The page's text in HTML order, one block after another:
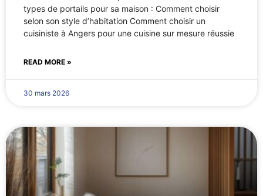
types de portails pour sa maison : Comment choisir
selon son style d’habitation Comment choisir un
cuisiniste à Angers pour une cuisine sur mesure réussie
READ MORE »
30 mars 2026